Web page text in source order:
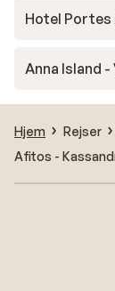
Hotel Portes
Anna Island
Hjem Rejser
Afitos -